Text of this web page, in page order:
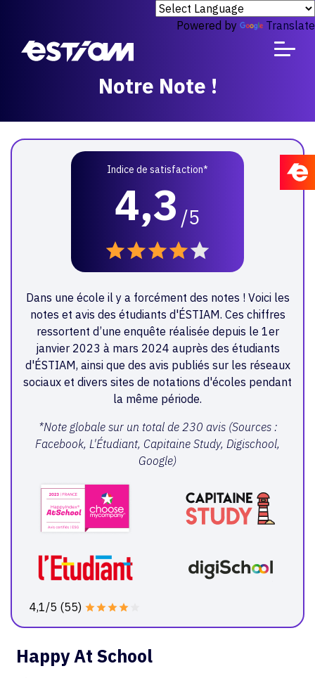
Powered by Translate
Notre Note !
Indice de satisfaction*
4,3 /5
Dans une école il y a forcément des notes ! Voici les
notes et avis des étudiants d'ÉSTIAM. Ces chiffres
ressortent d’une enquête réalisée depuis le 1er
janvier 2023 à mars 2024 auprès des étudiants
d'ÉSTIAM, ainsi que des avis publiés sur les réseaux
sociaux et divers sites de notations d'écoles pendant
la même période.
*Note globale sur un total de 230 avis (Sources :
Facebook, L'Étudiant, Capitaine Study, Digischool,
Google)
4,1/5 (55)
Happy At School